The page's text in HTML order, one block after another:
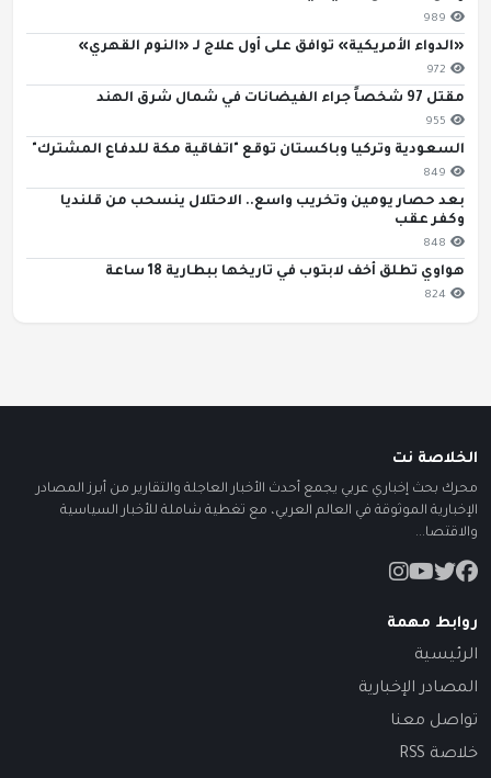
989
«الدواء الأمريكية» توافق على أول علاج لـ «النوم القهري»
972
مقتل 97 شخصاً جراء الفيضانات في شمال شرق الهند
955
السعودية وتركيا وباكستان توقع "اتفاقية مكة للدفاع المشترك"
849
بعد حصار يومين وتخريب واسع.. الاحتلال ينسحب من قلنديا
وكفر عقب
848
هواوي تطلق أخف لابتوب في تاريخها ببطارية 18 ساعة
824
الخلاصة نت
محرك بحث إخباري عربي يجمع أحدث الأخبار العاجلة والتقارير من أبرز المصادر
الإخبارية الموثوقة في العالم العربي، مع تغطية شاملة للأخبار السياسية
والاقتصا...
روابط مهمة
الرئيسية
المصادر الإخبارية
تواصل معنا
خلاصة RSS